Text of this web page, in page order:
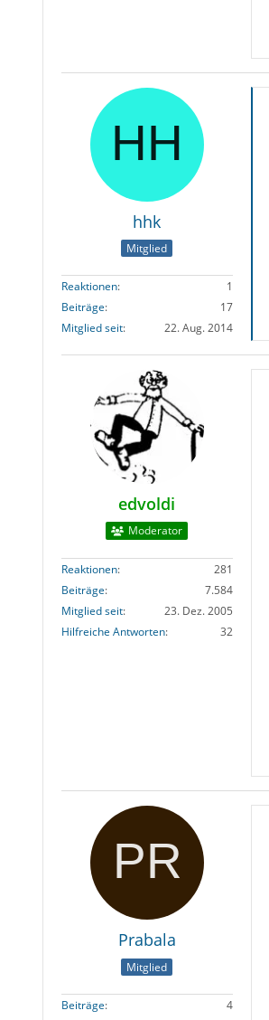
hhk
Mitglied
Reaktionen
1
Beiträge
17
Mitglied seit
22. Aug. 2014
edvoldi
Moderator
Reaktionen
281
Beiträge
7.584
Mitglied seit
23. Dez. 2005
Hilfreiche Antworten
32
Prabala
Mitglied
Beiträge
4